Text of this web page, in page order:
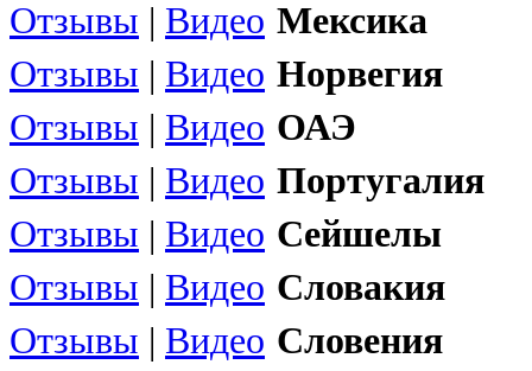
Отзывы | Видео Мексика
Отзывы | Видео Норвегия
Отзывы | Видео ОАЭ
Отзывы | Видео Португалия
Отзывы | Видео Сейшелы
Отзывы | Видео Словакия
Отзывы | Видео Словения